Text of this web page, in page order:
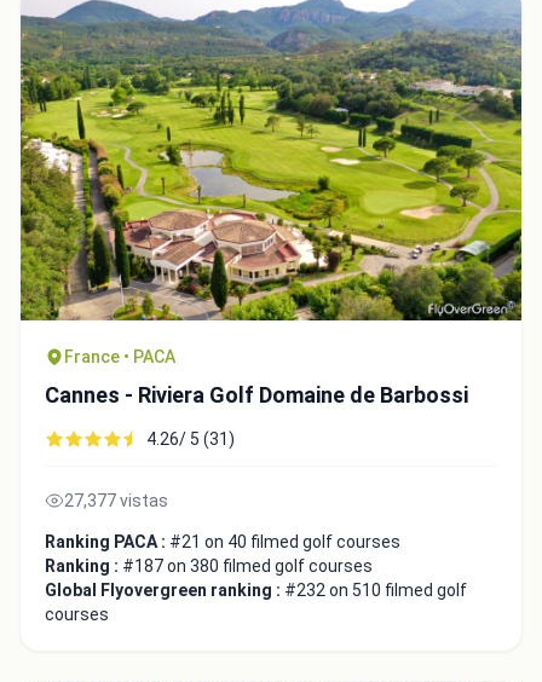
France • PACA
Cannes - Riviera Golf Domaine de Barbossi
4.26/ 5 (31)
27,377 vistas
Ranking PACA : #21 on 40 filmed golf courses
Ranking : #187 on 380 filmed golf courses
Global Flyovergreen ranking : #232 on 510 filmed golf
courses